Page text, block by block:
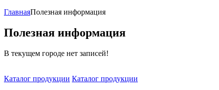
ГлавнаяПолезная информация
Полезная информация
В текущем городе нет записей!
Каталог продукции Каталог продукции